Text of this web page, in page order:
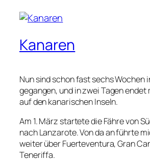
Kanaren
Nun sind schon fast sechs Wochen
gegangen, und in zwei Tagen
auf den kanarischen Inseln.
Am 1. März startete die Fähre von
nach Lanzarote. Von da an führte
weiter über Fuerteventura, Gran
Teneriffa.